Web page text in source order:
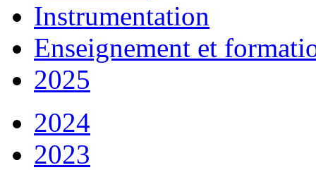
Instrumentation
Enseignement et
2025
2024
2023